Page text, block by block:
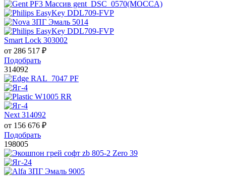
Smart Lock 303002
от 286 517 ₽
Подобрать
314092
Next 314092
от 156 676 ₽
Подобрать
198005